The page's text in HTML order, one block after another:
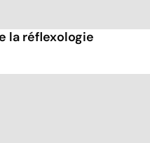
la réflexologie